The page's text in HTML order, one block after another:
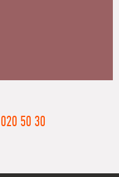
020 50 30